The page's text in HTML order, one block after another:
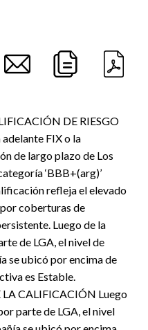
DE RIESGO
FIX o la
de largo plazo de Los
‘BBB+(arg)’
refleja el elevado
coberturas de
Luego de la
de LGA, el nivel de
se ubicó por encima de
es Estable.
LA CALIFICACIÓN Luego
parte de LGA, el nivel